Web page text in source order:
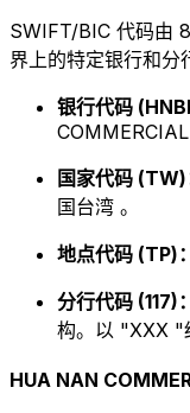
SWIFT/BIC 代码由
界上的特定银行和分
银行代码
国家代码 (TW)
国台湾 。
地点代码 (TP)：
分行代码 (117)：
构。以 "XXX "
HUA NAN